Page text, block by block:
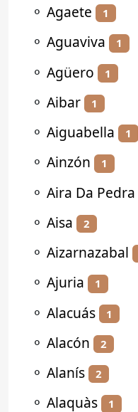
⚬ Agaete 1
⚬ Aguaviva 1
⚬ Agüero 1
⚬ Aibar 1
⚬ Aiguabella 1
⚬ Ainzón 1
⚬ Aira Da Pedra
⚬ Aisa 2
⚬ Aizarnazabal
⚬ Ajuria 1
⚬ Alacuás 1
⚬ Alacón 2
⚬ Alanís 2
⚬ Alaquàs 1